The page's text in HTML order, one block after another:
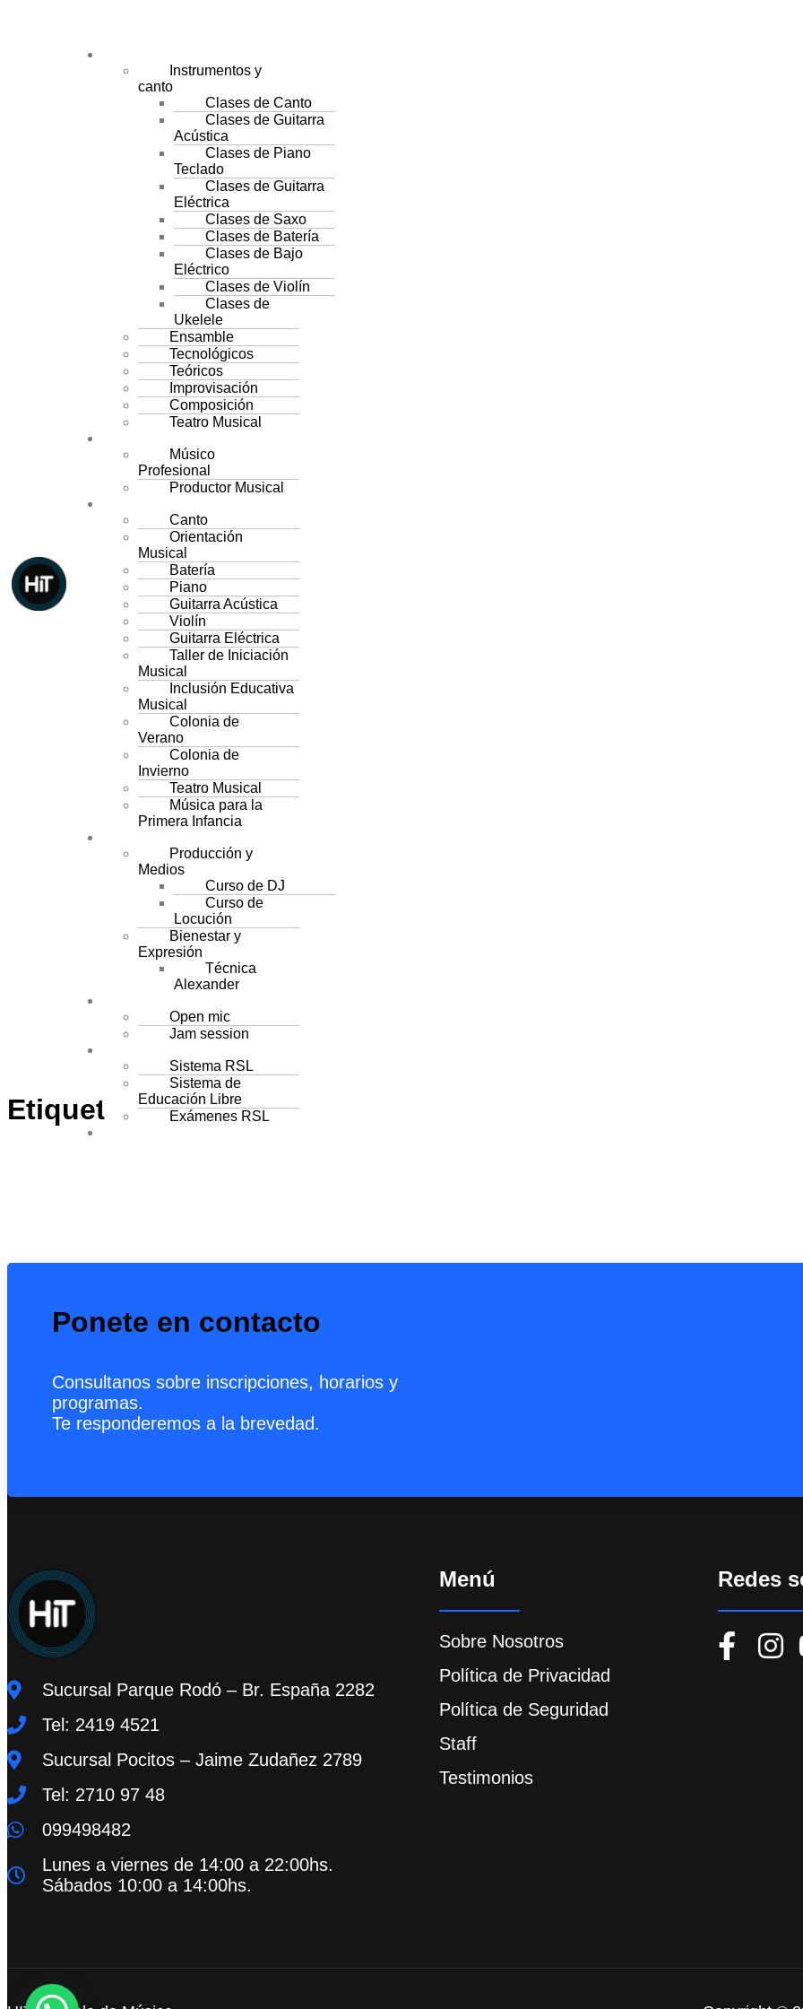
Instrumentos y
canto
Clases de Canto
Clases de Guitarra
Acústica
Clases de Piano
Teclado
Clases de Guitarra
Eléctrica
Clases de Saxo
Clases de Batería
Clases de Bajo
Eléctrico
Clases de Violín
Clases de
Ukelele
Ensamble
Tecnológicos
Teóricos
Improvisación
Composición
Teatro Musical
Músico
Profesional
Productor Musical
Canto
Orientación
Musical
Batería
Piano
Guitarra Acústica
Violín
Guitarra Eléctrica
Taller de Iniciación
Musical
Inclusión Educativa
Musical
Colonia de
Verano
Colonia de
Invierno
Teatro Musical
Música para la
Primera Infancia
Producción y
Medios
Curso de DJ
Curso de
Locución
Bienestar y
Expresión
Técnica
Alexander
Open mic
Jam session
Sistema RSL
Sistema de
Educación Libre
Exámenes RSL
Etiqueta:tim
Ponete en contacto
Consultanos sobre inscripciones, horarios y
programas.
Te responderemos a la brevedad.
Sucursal Parque Rodó – Br. España 2282
Tel: 2419 4521
Sucursal Pocitos – Jaime Zudañez 2789
Tel: 2710 97 48
099498482
Lunes a viernes de 14:00 a 22:00hs.
Sábados 10:00 a 14:00hs.
Menú
Sobre Nosotros
Política de Privacidad
Política de Seguridad
Staff
Testimonios
Redes